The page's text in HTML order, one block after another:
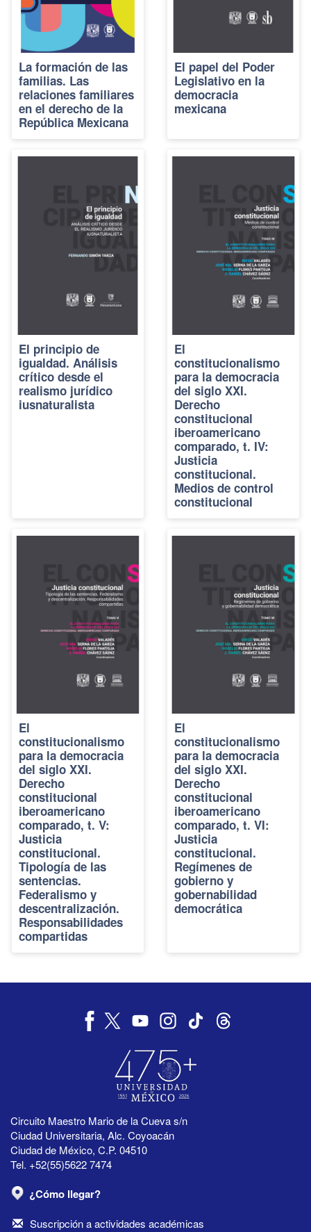
La formación de las
familias. Las
relaciones familiares
en el derecho de la
República Mexicana
El papel del Poder
Legislativo en la
democracia
mexicana
El principio de
igualdad. Análisis
crítico desde el
realismo jurídico
iusnaturalista
El
constitucionalismo
para la democracia
del siglo XXI.
Derecho
constitucional
iberoamericano
comparado, t. IV:
Justicia
constitucional.
Medios de control
constitucional
El
constitucionalismo
para la democracia
del siglo XXI.
Derecho
constitucional
iberoamericano
comparado, t. V:
Justicia
constitucional.
Tipología de las
sentencias.
Federalismo y
descentralización.
Responsabilidades
compartidas
El
constitucionalismo
para la democracia
del siglo XXI.
Derecho
constitucional
iberoamericano
comparado, t. VI:
Justicia
constitucional.
Regímenes de
gobierno y
gobernabilidad
democrática
Circuito Maestro Mario de la Cueva s/n
Ciudad Universitaria, Alc. Coyoacán
Ciudad de México, C.P. 04510
Tel. +52(55)5622 7474
¿Cómo llegar?
Suscripción a actividades académicas